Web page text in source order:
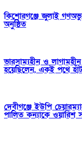
কিশোরগঞ্জে জুলাই
অনুষ্ঠিত
ভারসাম্যহীন ও
হয়েছিলেন, একই পথে
দেবীগঞ্জে ইউপি
পালিত কন্যাকে